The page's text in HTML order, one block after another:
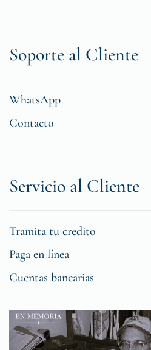
Soporte al Cliente
WhatsApp
Contacto
Servicio al Cliente
Tramita tu credito
Paga en línea
Cuentas bancarias